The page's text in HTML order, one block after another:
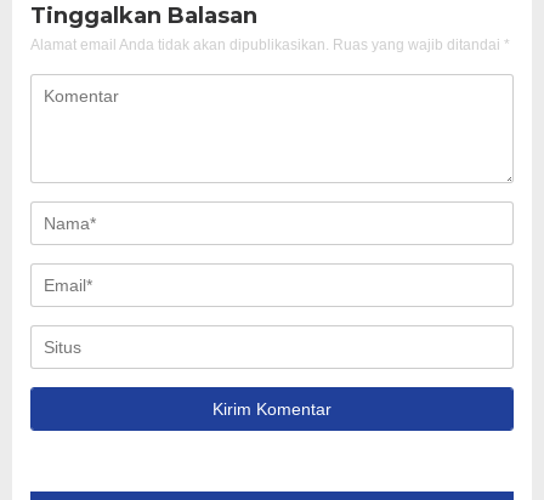
Tinggalkan Balasan
Alamat email Anda tidak akan dipublikasikan. Ruas yang wajib ditandai *